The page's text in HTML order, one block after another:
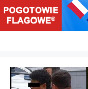
Przejdź
do
treści